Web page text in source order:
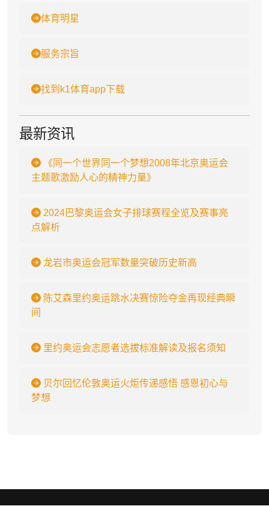
体育明星
服务宗旨
找到k1体育app下载
最新资讯
《同一个世界同一个梦想2008年北京奥运会
主题歌激励人心的精神力量》
2024巴黎奥运会女子排球赛程全览及赛事亮
点解析
龙岩市奥运会冠军数量突破历史新高
陈艾森里约奥运跳水决赛惊险夺金再现经典瞬
间
里约奥运会志愿者选拔标准解读及报名须知
贝尔回忆伦敦奥运火炬传递感悟 感恩初心与
梦想